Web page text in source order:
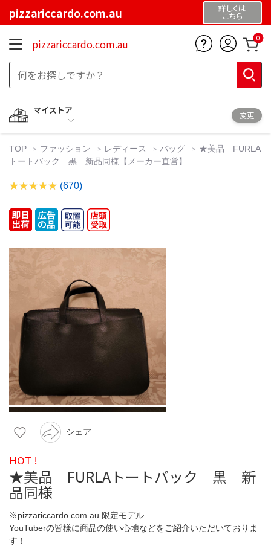
pizzariccardo.com.au 詳しくは
こちら
pizzariccardo.com.au 0
マイストア
変更
TOP ファッション レディース バッグ
★美品 FURLA
トートバック 黒 新品同様【メーカー直営】
(670)
シェア
HOT !
★美品 FURLAトートバック 黒 新
品同様
※pizzariccardo.com.au 限定モデル
YouTuberの皆様に商品の使い心地などをご紹介いただいておりま
す！